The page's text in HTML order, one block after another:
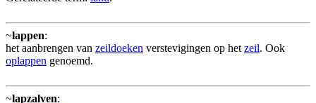
~lappen:
het aanbrengen van zeildoeken verstevigingen op het zeil. Ook
oplappen genoemd.
~lapzalven: